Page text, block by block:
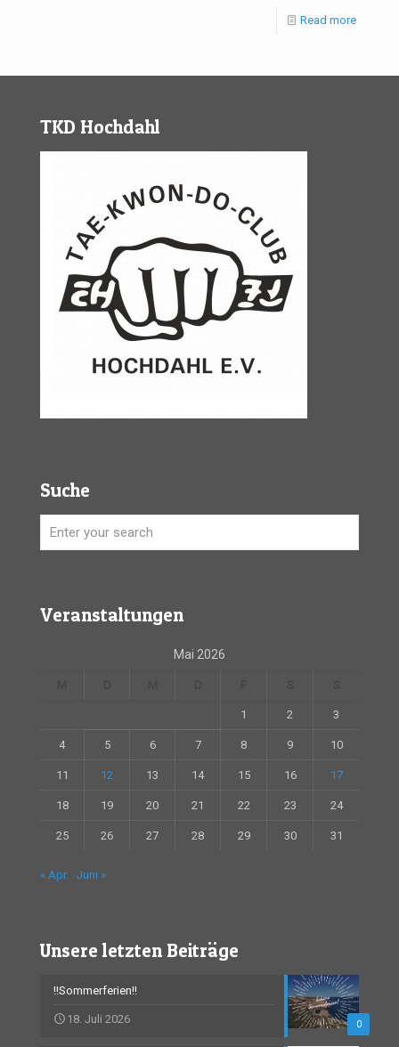
Read more
TKD Hochdahl
Suche
Veranstaltungen
Mai 2026
1 2 3
4 5 6 7 8 9 10
11 12 13 14 15 16 17
18 19 20 21 22 23 24
25 26 27 28 29 30 31
« Apr. Juni »
Unsere letzten Beiträge
0
!!Sommerferien!!
18. Juli 2026